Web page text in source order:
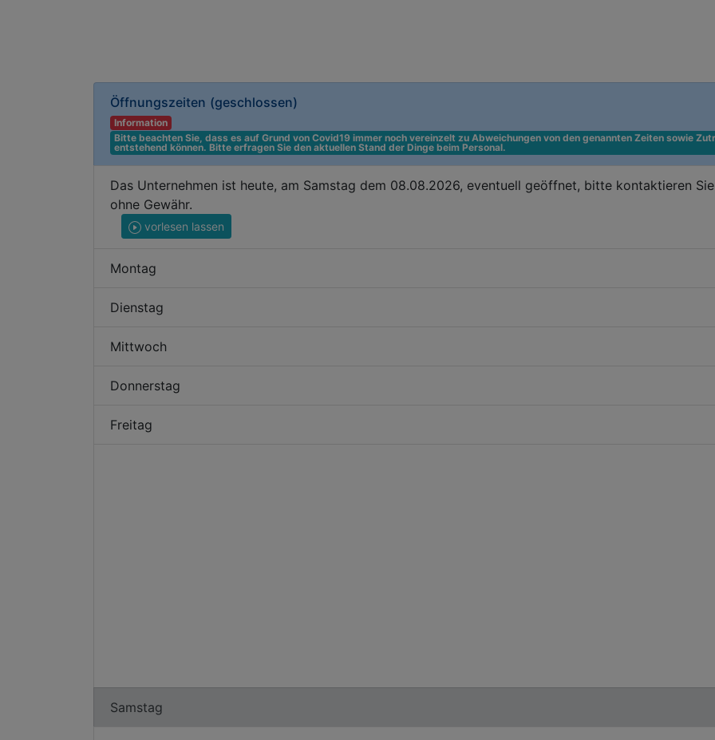
Öffnungszeiten (geschlossen)
Information
Bitte beachten Sie, dass es auf Grund von Covid19 immer noch vereinzelt zu Abweichungen von den genannten Zeiten sowie
entstehend können. Bitte erfragen Sie den aktuellen Stand der Dinge beim Personal.
Das Unternehmen ist heute, am Samstag dem 08.08.2026, eventuell geöffnet, bitte kontaktieren
ohne Gewähr.
vorlesen lassen
Montag
Dienstag
Mittwoch
Donnerstag
Freitag
Samstag